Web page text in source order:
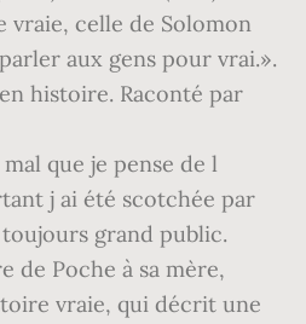
vraie, celle de Solomon
aux gens pour vrai.».
histoire. Raconté par
que je pense de l
j ai été scotchée par
grand public.
de Poche à sa mère,
vraie, qui décrit une